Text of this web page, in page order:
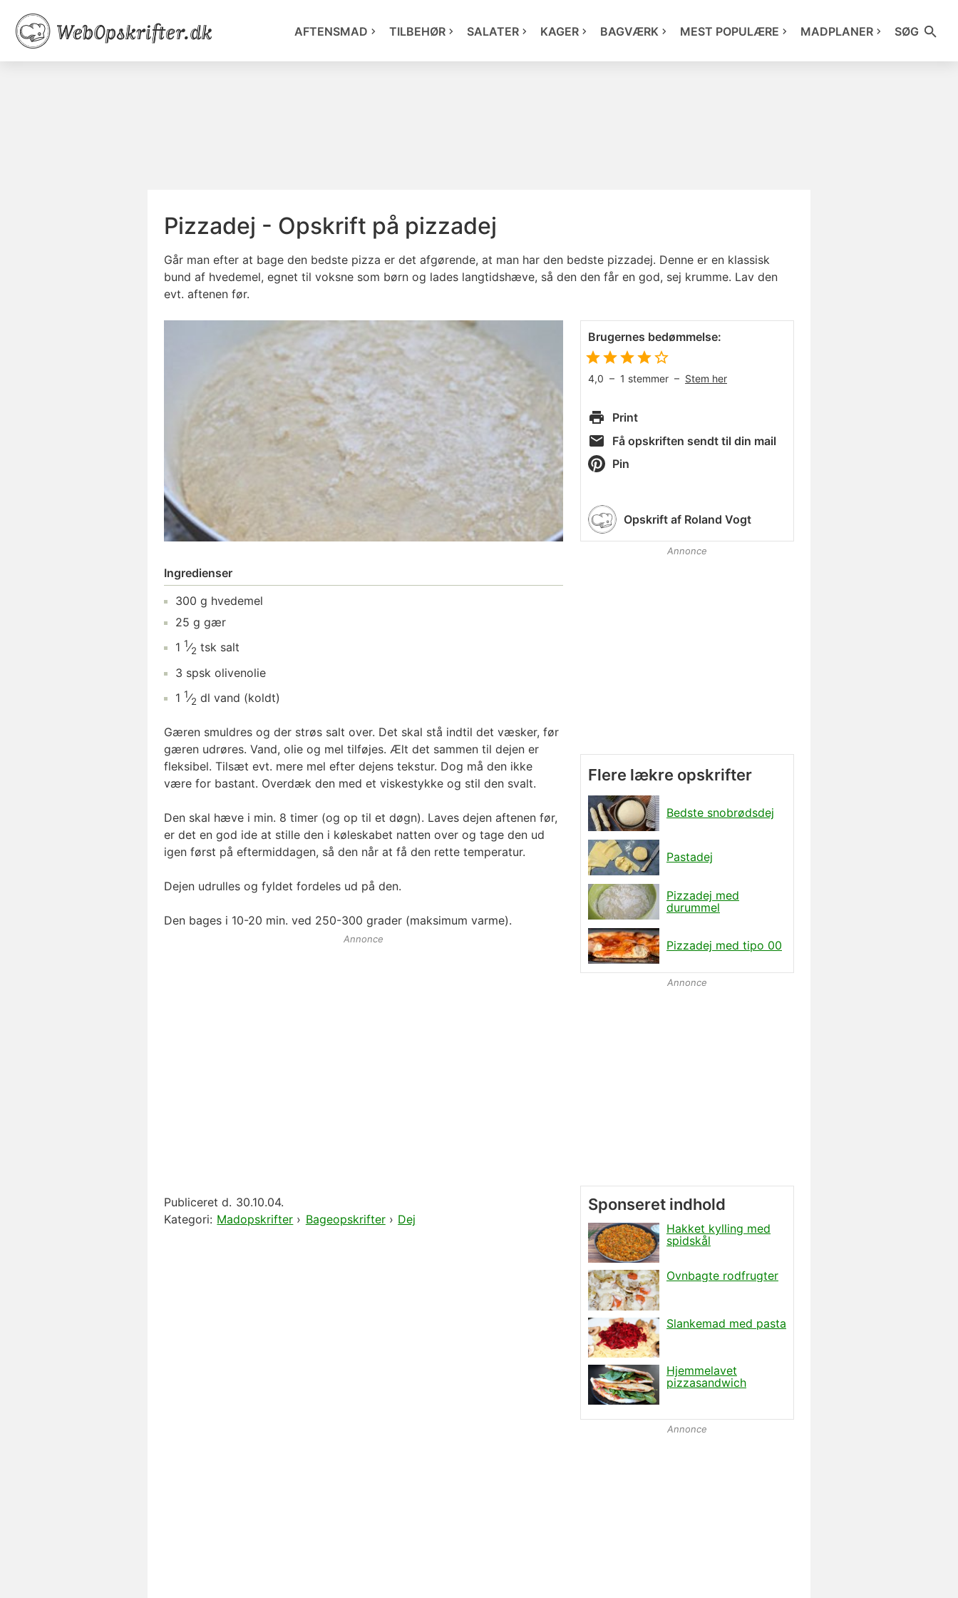
AFTENSMAD TILBEHØR SALATER KAGER BAGVÆRK MEST POPULÆRE MADPLANER SØG
Pizzadej - Opskrift på pizzadej
Går man efter at bage den bedste pizza er det afgørende, at man har den bedste pizzadej. Denne er en klassisk
bund af hvedemel, egnet til voksne som børn og lades langtidshæve, så den den får en god, sej krumme. Lav den
evt. aftenen før.
Ingredienser
300 g hvedemel
25 g gær
1 1⁄2 tsk salt
3 spsk olivenolie
1 1⁄2 dl vand (koldt)
Gæren smuldres og der strøs salt over. Det skal stå indtil det væsker, før
gæren udrøres. Vand, olie og mel tilføjes. Ælt det sammen til dejen er
fleksibel. Tilsæt evt. mere mel efter dejens tekstur. Dog må den ikke
være for bastant. Overdæk den med et viskestykke og stil den svalt.
Den skal hæve i min. 8 timer (og op til et døgn). Laves dejen aftenen før,
er det en god ide at stille den i køleskabet natten over og tage den ud
igen først på eftermiddagen, så den når at få den rette temperatur.
Dejen udrulles og fyldet fordeles ud på den.
Den bages i 10-20 min. ved 250-300 grader (maksimum varme).
Annonce
Publiceret d. 30.10.04.
Kategori: Madopskrifter › Bageopskrifter› Dej
Brugernes bedømmelse:
4,0 – 1 stemmer – Stem her
Print
Få opskriften sendt til din mail
Pin
Opskrift af Roland Vogt
Annonce
Flere lækre opskrifter
Bedste snobrødsdej
Pastadej
Pizzadej med
durummel
Pizzadej med tipo 00
Annonce
Annonce